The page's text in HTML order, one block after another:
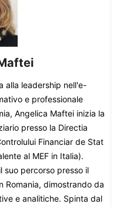
alla leadership nell'e-
e professionale
Angelica Maftei inizia la
presso la Directia
Financiar de Stat
al MEF in Italia).
suo percorso presso il
Romania, dimostrando da
e analitiche. Spinta dal